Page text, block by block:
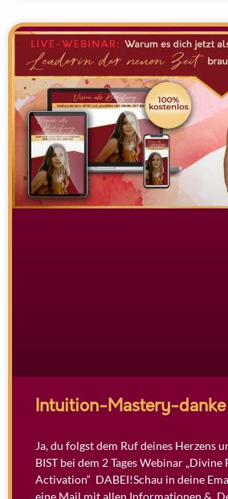
Intuition-Mastery-danke
Ja, du folgst dem Ruf deines Herzens
BIST bei dem 2 Tages Webinar
Activation“ DABEI!Schau in deine
eine Mail mit allen Informationen &